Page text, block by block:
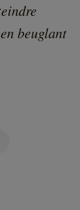
beuglant